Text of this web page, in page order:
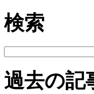
検索
過去の記